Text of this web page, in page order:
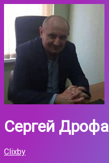
Сергей Дрофа
Clixby